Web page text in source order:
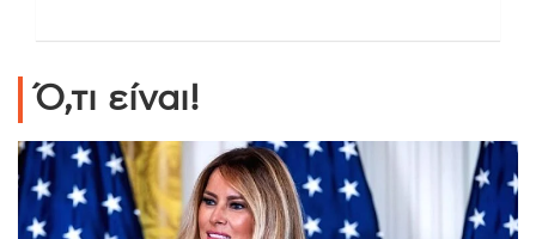
Ό,τι είναι!